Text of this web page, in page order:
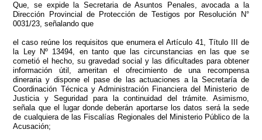
Que, se expide la Secretaria de Asuntos Penales, avocada a la
Dirección Provincial de Protección de Testigos por Resolución N°
0031/23, señalando que
el caso reúne los requisitos que enumera el Artículo 41, Título III de
la Ley Nº 13494, en tanto que las circunstancias en las que se
cometió el hecho, su gravedad social y las dificultades para obtener
información útil, ameritan el ofrecimiento de una recompensa
dineraria y dispone el pase de las actuaciones a la Secretaría de
Coordinación Técnica y Administración Financiera del Ministerio de
Justicia y Seguridad para la continuidad del trámite. Asimismo,
señala que el lugar donde deberán aportarse los datos será la sede
de cualquiera de las Fiscalías Regionales del Ministerio Público de la
Acusación;